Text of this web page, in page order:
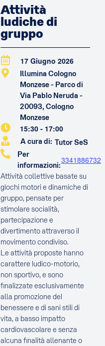
Attività
ludiche di
gruppo
17 Giugno 2026
Illumina Cologno
Monzese - Parco di
Via Pablo Neruda -
20093, Cologno
Monzese
15:30 - 17:00
A cura di: Tutor SeS
Per
informazioni:
3341886732
Attività collettive basate su
giochi motori e dinamiche di
gruppo, pensate per
stimolare socialità,
partecipazione e
divertimento attraverso il
movimento condiviso.
Le attività proposte hanno
carattere ludico-motorio,
non sportivo, e sono
finalizzate esclusivamente
alla promozione del
benessere e di sani stili di
vita, a basso impatto
cardiovascolare e senza
alcuna finalità allenante o